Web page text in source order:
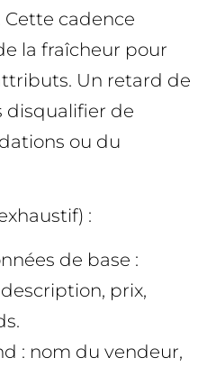
Cette cadence
la fraîcheur pour
Un retard de
disqualifier de
ou du
:
de base :
prix,
: nom du vendeur,